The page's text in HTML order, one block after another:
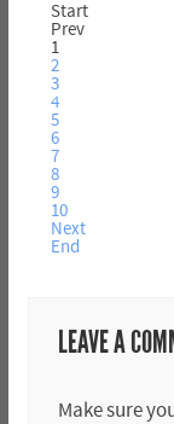
Start
Prev
1
2
3
4
5
6
7
8
9
10
Next
End
LEAVE A
Make sure